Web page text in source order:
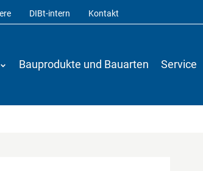
DIBt-intern Kontakt
Bauprodukte und Bauarten Service